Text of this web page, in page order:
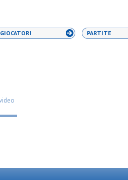
GIOCATORI PARTITE